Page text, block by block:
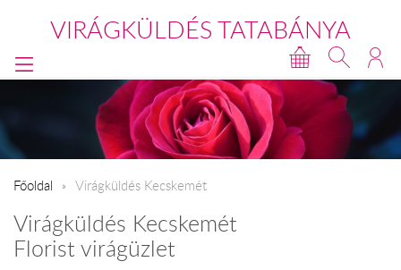
VIRÁGKÜLDÉS TATABÁNYA
Főoldal Virágküldés Kecskemét
Virágküldés Kecskemét
Florist virágüzlet